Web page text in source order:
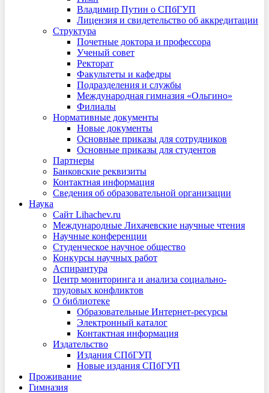
Владимир Путин о СПбГУП
Лицензия и свидетельство об аккредитации
Структура
Почетные доктора и профессора
Ученый совет
Ректорат
Факультеты и кафедры
Подразделения и службы
Международная гимназия «Ольгино»
Филиалы
Нормативные документы
Новые документы
Основные приказы для сотрудников
Основные приказы для студентов
Партнеры
Банковские реквизиты
Контактная информация
Сведения об образовательной организации
Наука
Сайт Lihachev.ru
Международные Лихачевские научные чтения
Научные конференции
Студенческое научное общество
Конкурсы научных работ
Аспирантура
Центр мониторинга и анализа социально-
трудовых конфликтов
О библиотеке
Образовательные Интернет-ресурсы
Электронный каталог
Контактная информация
Издательство
Издания СПбГУП
Новые издания СПбГУП
Проживание
Гимназия